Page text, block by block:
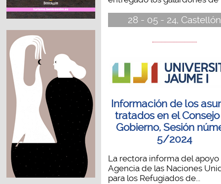
28 - 05 - 24, Castellón
Información de los
tratados en el
Gobierno, Sesión
5/2024
La rectora informa del apoyo
Agencia de las Naciones
para los Refugiados de...